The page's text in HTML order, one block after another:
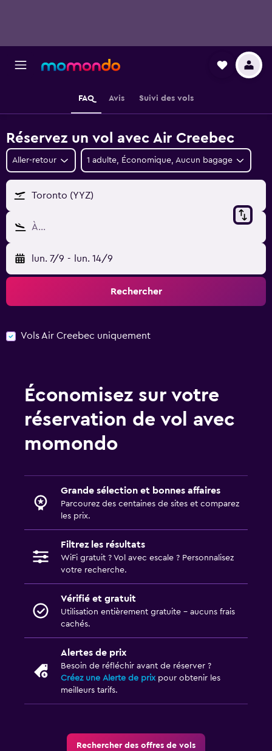
FAQ Avis Suivi des vols
Réservez un vol avec Air Creebec
Aller-retour 1 adulte, Économique, Aucun bagage
Toronto (YYZ)
À…
lun. 7/9 - lun. 14/9
Rechercher
Vols Air Creebec uniquement
Économisez sur votre
réservation de vol avec
momondo
Grande sélection et bonnes affaires
Parcourez des centaines de sites et comparez
les prix.
Filtrez les résultats
WiFi gratuit ? Vol avec escale ? Personnalisez
votre recherche.
Vérifié et gratuit
Utilisation entièrement gratuite - aucuns frais
cachés.
Alertes de prix
Besoin de réfléchir avant de réserver ?
Créez une Alerte de prix pour obtenir les
meilleurs tarifs.
Rechercher des offres de vols